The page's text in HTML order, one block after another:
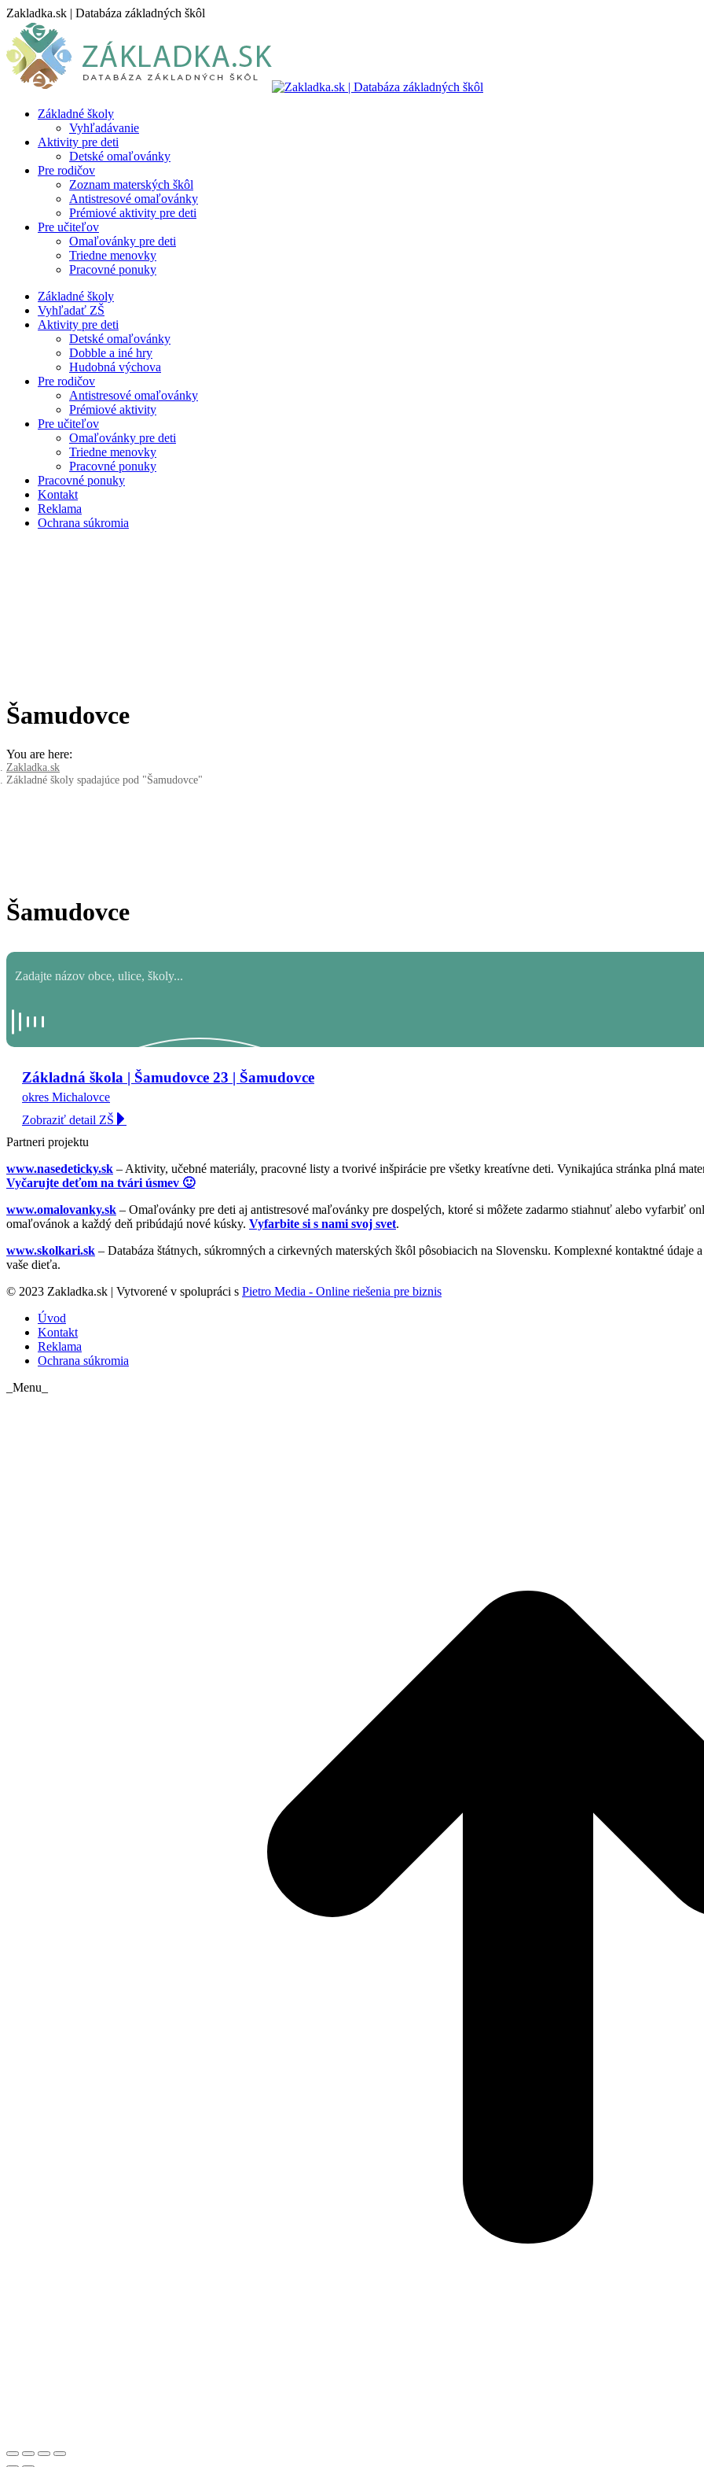
Skip
content
Zakladka.sk | Databáza základných škôl
Základné školy
Vyhľadávanie
Aktivity pre deti
Detské omaľovánky
Pre rodičov
Zoznam materských škôl
Antistresové omaľovánky
Prémiové aktivity pre deti
Pre učiteľov
Omaľovánky pre deti
Triedne menovky
Pracovné ponuky
Základné školy
Vyhľadať ZŠ
Aktivity pre deti
Detské omaľovánky
Dobble a iné hry
Hudobná výchova
Pre rodičov
Antistresové omaľovánky
Prémiové aktivity
Pre učiteľov
Omaľovánky pre deti
Triedne menovky
Pracovné ponuky
Pracovné ponuky
Kontakt
Reklama
Ochrana súkromia
Šamudovce
You are here:
Zakladka.sk
Základné školy spadajúce pod "Šamudovce"
Šamudovce
Základná škola | Šamudovce 23 | Šamudovce
okres Michalovce
Zobraziť detail ZŠ
Partneri projektu
www.nasedeticky.sk – Aktivity, učebné materiály, pracovné listy a tvorivé inšpirácie pre všetky kreatívne deti. Vynikajúca stránka plná
Vyčarujte deťom na tvári úsmev 🙂
www.omalovanky.sk – Omaľovánky pre deti aj antistresové maľovánky pre dospelých, ktoré si môžete zadarmo stiahnuť alebo vyfarbiť
omaľovánok a každý deň pribúdajú nové kúsky. Vyfarbite si s nami svoj svet.
www.skolkari.sk – Databáza štátnych, súkromných a cirkevných materských škôl pôsobiacich na Slovensku. Komplexné kontaktné
vaše dieťa.
© 2023 Zakladka.sk | Vytvorené v spolupráci s Pietro Media - Online riešenia pre biznis
Úvod
Kontakt
Reklama
Ochrana súkromia
_Menu_